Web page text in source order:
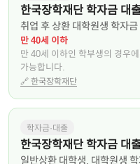
한국장학재단 학자금 대
취업 후 상환 대학원생 학자
만 40세 이하
만 40세 이하인 학부생의 경우
가능합니다.
🔗한국장학재단
학자금·대출
한국장학재단 학자금 대
일반상환 대학생, 대학원생